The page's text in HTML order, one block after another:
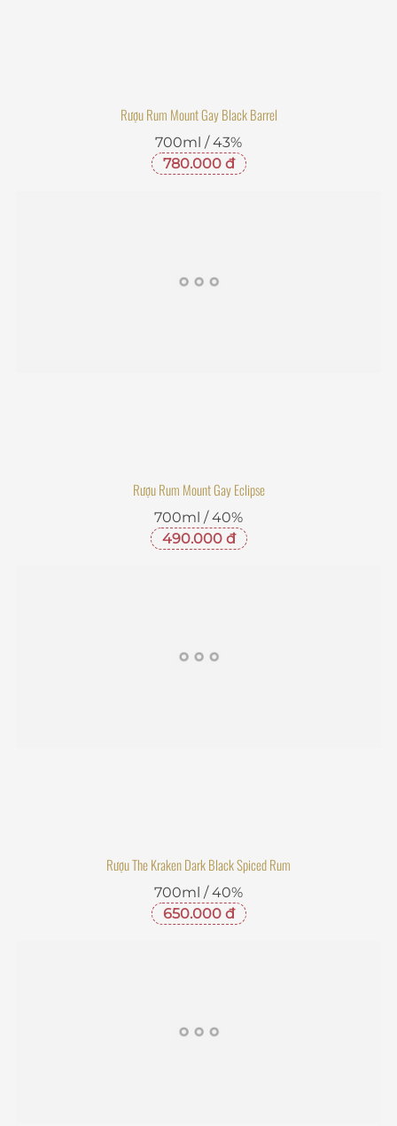
Rượu Rum Mount Gay Black Barrel
700ml / 43%
780.000 đ
Rượu Rum Mount Gay Eclipse
700ml / 40%
490.000 đ
Rượu The Kraken Dark Black Spiced Rum
700ml / 40%
650.000 đ